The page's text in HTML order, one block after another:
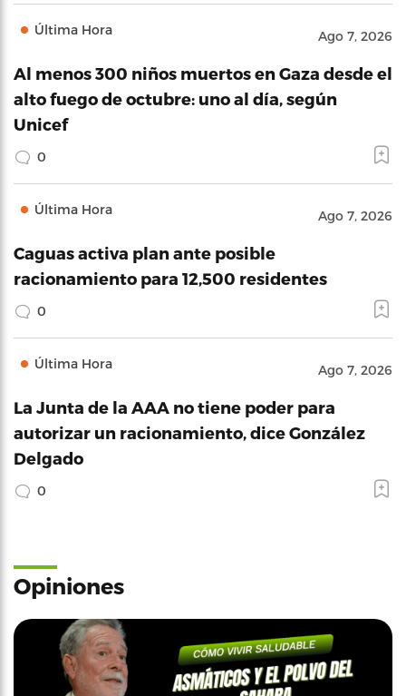
Última Hora Ago 7, 2026
Al menos 300 niños muertos en Gaza desde el
alto fuego de octubre: uno al día, según
Unicef
0
Última Hora Ago 7, 2026
Caguas activa plan ante posible
racionamiento para 12,500 residentes
0
Última Hora Ago 7, 2026
La Junta de la AAA no tiene poder para
autorizar un racionamiento, dice González
Delgado
0
Opiniones